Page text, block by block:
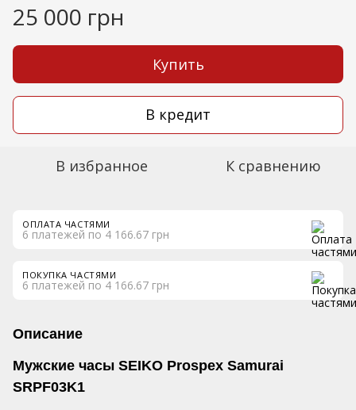
25 000 грн
Купить
В кредит
В избранное К сравнению
ОПЛАТА ЧАСТЯМИ
6 платежей по 4 166.67 грн
ПОКУПКА ЧАСТЯМИ
6 платежей по 4 166.67 грн
Описание
Мужские часы SEIKO Prospex Samurai
SRPF03K1